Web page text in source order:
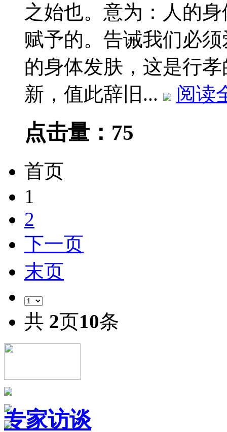
之始也。意为：人的
赋予的。告诫我们必
的身体发肤，这是行
新，值此辞旧...
阅读
点击量：75
首页
1
2
下一页
末页
共 2页10条
专家访谈